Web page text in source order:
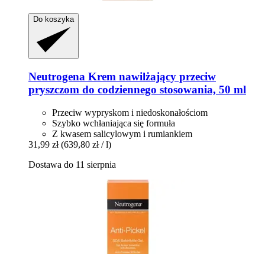
Do koszyka
Neutrogena Krem nawilżający przeciw
pryszczom do codziennego stosowania, 50 ml
Przeciw wypryskom i niedoskonałościom
Szybko wchłaniająca się formuła
Z kwasem salicylowym i rumiankiem
31,99 zł (639,80 zł / l)
Dostawa do 11 sierpnia